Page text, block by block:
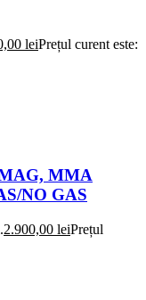
leiPrețul curent este:
MMA
NO GAS
2.900,00 leiPrețul